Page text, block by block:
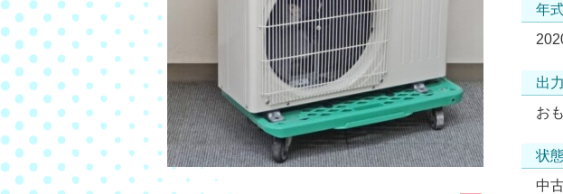
年
出力
お
状
中